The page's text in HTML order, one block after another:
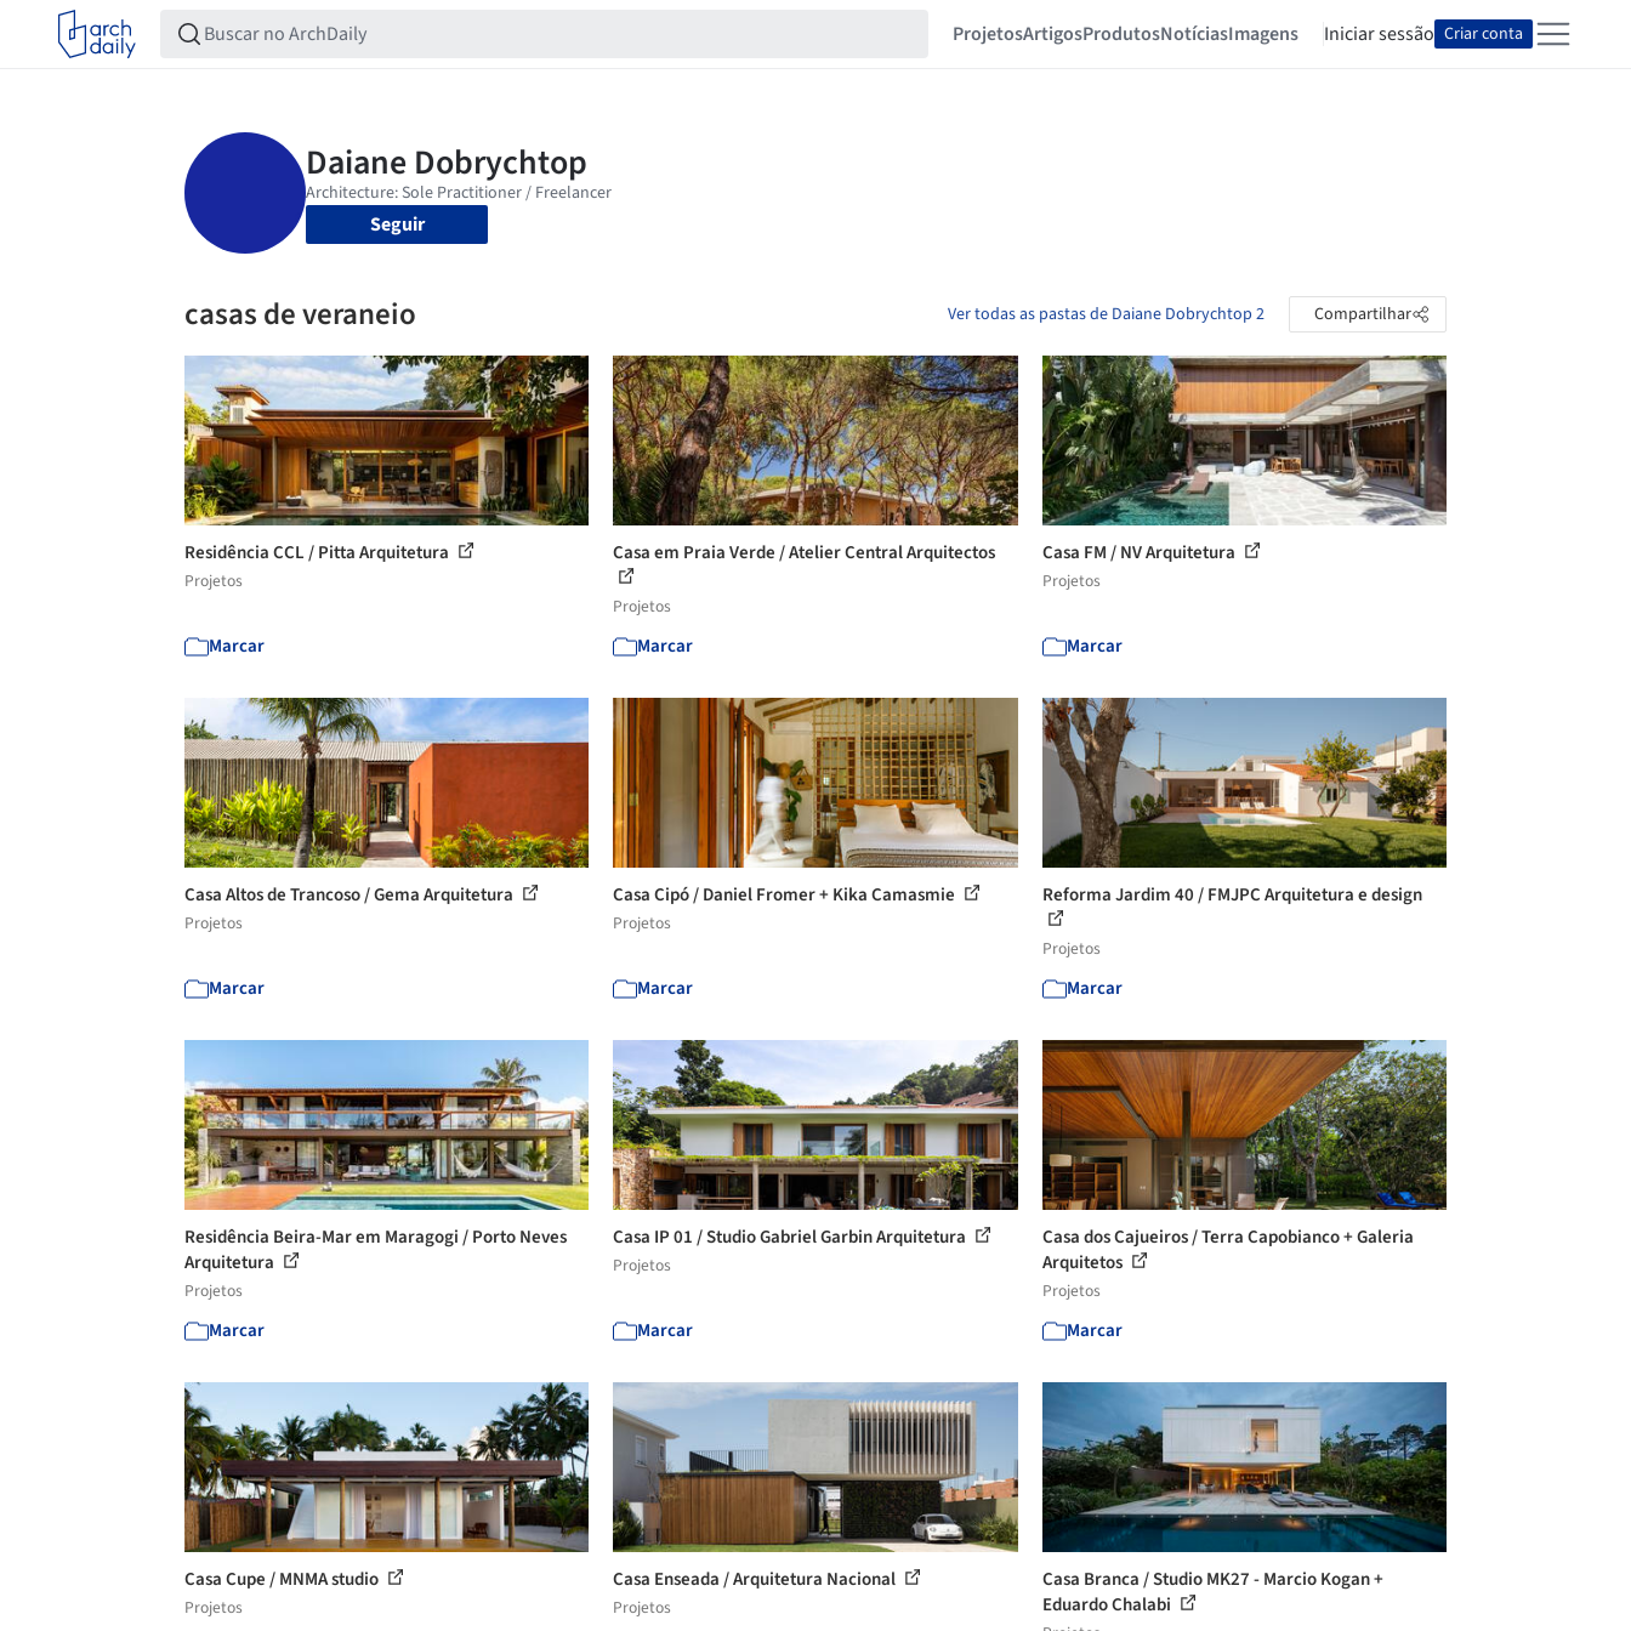
ProjetosArtigosProdutosNotíciasImagens Iniciar sessão Criar conta
Seguir
casas de veraneio Ver todas as pastas de Daiane Dobrychtop 2 Compartilhar
Residência CCL / Pitta Arquitetura
Projetos
Marcar
Casa em Praia Verde / Atelier Central Arquitectos
Projetos
Marcar
Casa FM / NV Arquitetura
Projetos
Marcar
Casa Altos de Trancoso / Gema Arquitetura
Projetos
Marcar
Casa Cipó / Daniel Fromer + Kika Camasmie
Projetos
Marcar
Reforma Jardim 40 / FMJPC Arquitetura e design
Projetos
Marcar
Residência Beira-Mar em Maragogi / Porto Neves
Arquitetura
Projetos
Marcar
Casa IP 01 / Studio Gabriel Garbin Arquitetura
Projetos
Marcar
Casa dos Cajueiros / Terra Capobianco + Galeria
Arquitetos
Projetos
Marcar
Casa Cupe / MNMA studio
Projetos
Casa Enseada / Arquitetura Nacional
Projetos
Casa Branca / Studio MK27 - Marcio Kogan +
Eduardo Chalabi